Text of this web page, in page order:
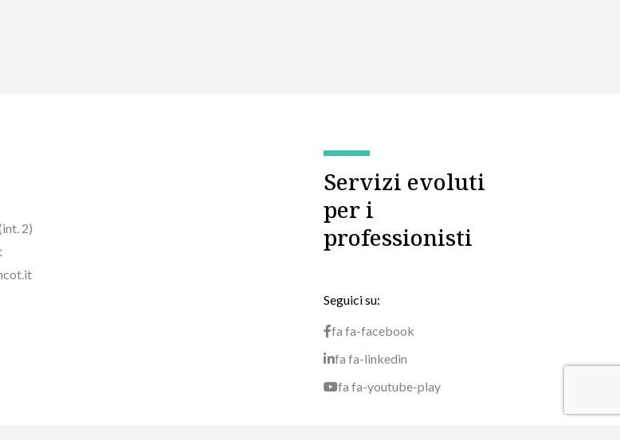
2)
Servizi evoluti
per i
professionisti
Seguici su:
fa fa-facebook
fa fa-linkedin
fa fa-youtube-play